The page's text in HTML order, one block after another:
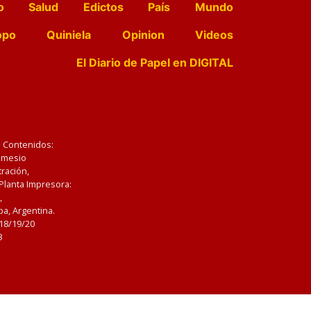
Salud Edictos País
Mundo
Quiniela Opinion
Videos
El Diario de Papel en DIGITAL
Impresora:
Argentina.
19/20